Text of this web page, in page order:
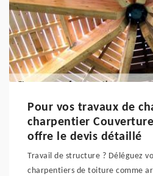
Pour vos travaux de
charpentier
offre le devis détaillé
Travail de structure ? Déléguez
charpentiers de toiture comme